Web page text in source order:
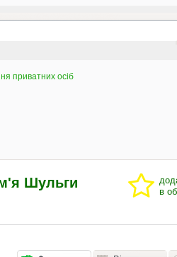
приватних осіб
Шульги
в